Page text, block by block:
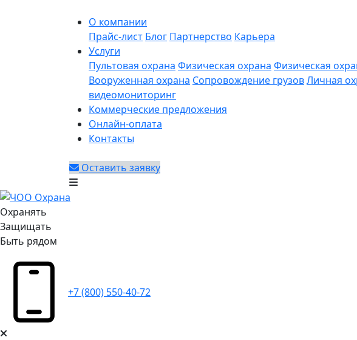
О компании
Прайс-лист Блог Партнерство Карьера
Услуги
Пультовая охрана Физическая охрана Физическая
Вооруженная охрана Сопровождение грузовЛичная
видеомониторинг
Коммерческие предложения
Онлайн-оплата
Контакты
Оставить заявку
Охранять
Защищать
Быть рядом
+7 (800) 550-40-72